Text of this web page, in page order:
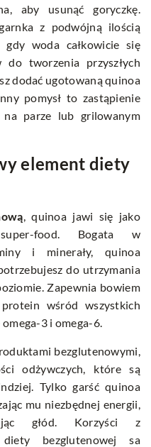
aby usunąć goryczkę.
z podwójną ilością
woda całkowicie się
do tworzenia przyszłych
dodać ugotowaną quinoa
pomysł to zastąpienie
parze lub grilowanym
element diety
, quinoa jawi się jako
food. Bogata w
i minerały, quinoa
do utrzymania
Zapewnia bowiem
wśród wszystkich
3 i omega-6.
bezglutenowymi,
odżywczych, które są
Tylko garść quinoa
mu niezbędnej energii,
głód. Korzyści z
bezglutenowej sa